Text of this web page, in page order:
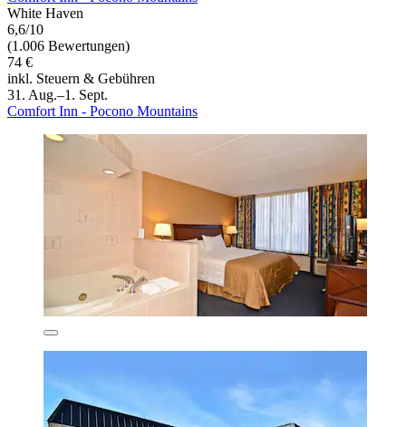
White Haven
6,6/10
(1.006 Bewertungen)
74 €
inkl. Steuern & Gebühren
31. Aug.–1. Sept.
Comfort Inn - Pocono Mountains